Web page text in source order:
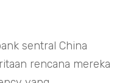
sentral China
rencana mereka